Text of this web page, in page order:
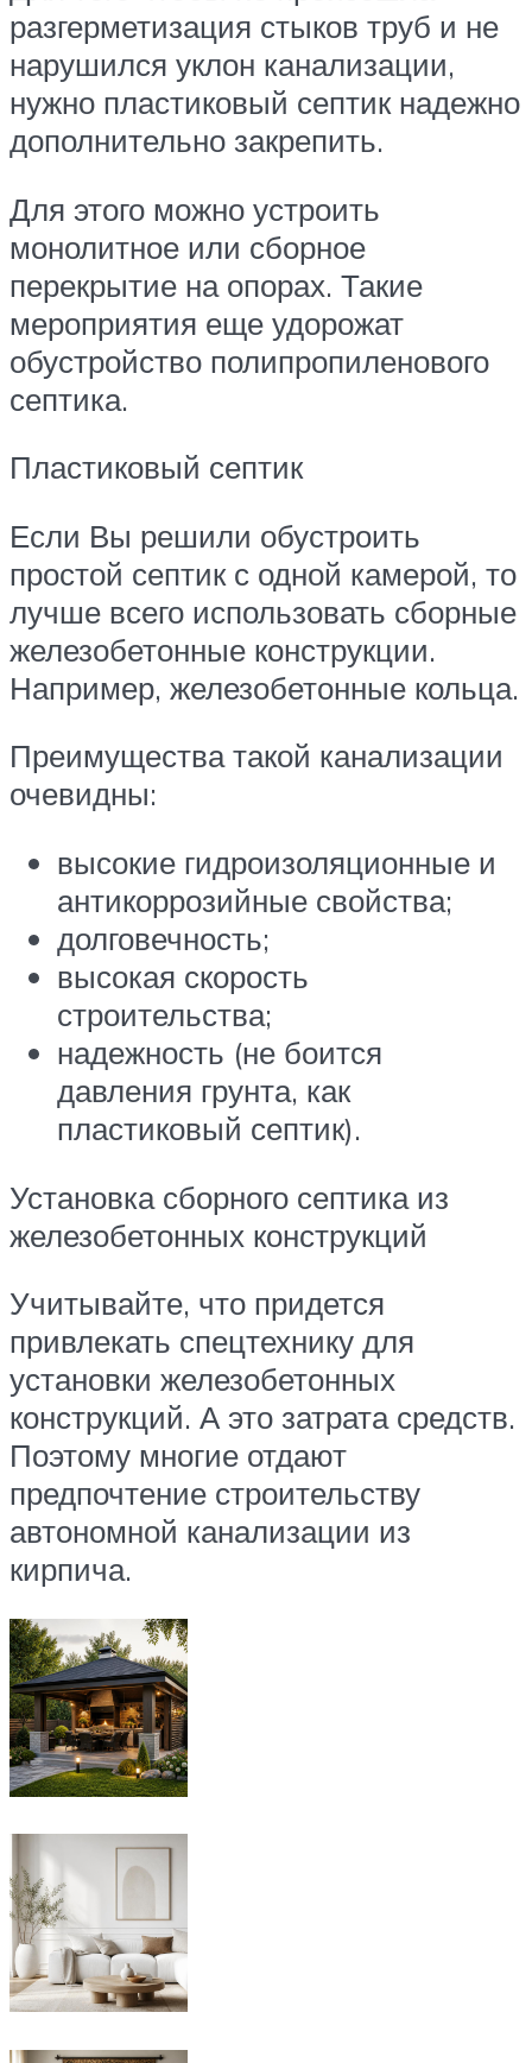
разгерметизация стыков труб и не
нарушился уклон канализации,
нужно пластиковый септик надежно
дополнительно закрепить.
Для этого можно устроить
монолитное или сборное
перекрытие на опорах. Такие
мероприятия еще удорожат
обустройство полипропиленового
септика.
Пластиковый септик
Если Вы решили обустроить
простой септик с одной камерой, то
лучше всего использовать сборные
железобетонные конструкции.
Например, железобетонные кольца.
Преимущества такой канализации
очевидны:
высокие гидроизоляционные и
антикоррозийные свойства;
долговечность;
высокая скорость
строительства;
надежность (не боится
давления грунта, как
пластиковый септик).
Установка сборного септика из
железобетонных конструкций
Учитывайте, что придется
привлекать спецтехнику для
установки железобетонных
конструкций. А это затрата средств.
Поэтому многие отдают
предпочтение строительству
автономной канализации из
кирпича.